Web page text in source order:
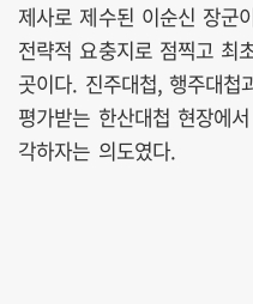
제사로 제수된 이순신 장군
전략적 요충지로 점찍고 최
곳이다. 진주대첩, 행주대
평가받는 한산대첩 현장에
각하자는 의도였다.